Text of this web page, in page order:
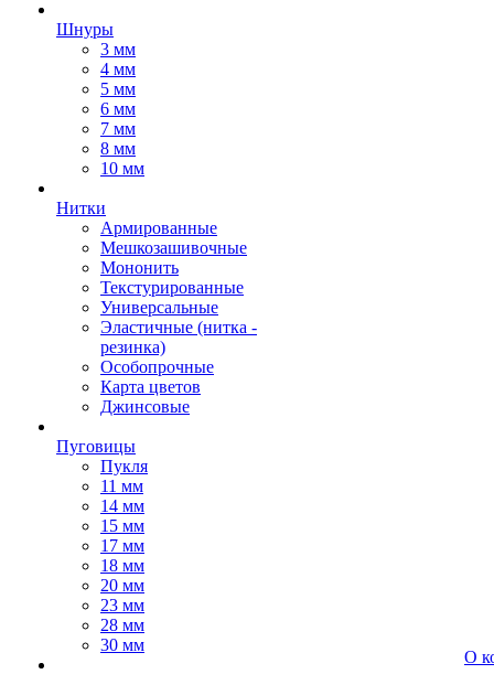
Шнуры
3 мм
4 мм
5 мм
6 мм
7 мм
8 мм
10 мм
Нитки
Армированные
Мешкозашивочные
Мононить
Текстурированные
Универсальные
Эластичные (нитка -
резинка)
Особопрочные
Карта цветов
Джинсовые
Пуговицы
Пукля
11 мм
14 мм
15 мм
17 мм
18 мм
20 мм
23 мм
28 мм
30 мм
О